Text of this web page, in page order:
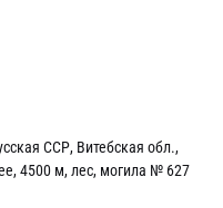
ССР, Витебская обл.,
4500 м, лес, могила № 627